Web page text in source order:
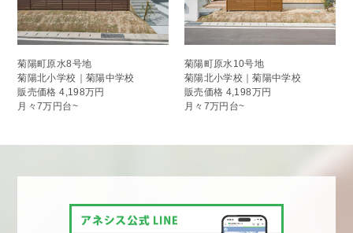
菊陽町原水8号地
菊陽北小学校｜菊陽中学校
販売価格4,198万円
月々7万円台~
菊陽町原水10号地
菊陽北小学校｜菊陽中学校
販売価格 4,198万円
月々7万円台~